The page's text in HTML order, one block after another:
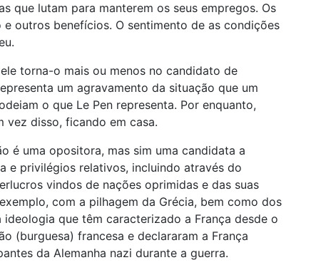
que lutam para manterem os seus empregos. Os
outros benefícios. O sentimento de as condições
torna-o mais ou menos no candidato de
um agravamento da situação que um
o que Le Pen representa. Por enquanto,
vez disso, ficando em casa.
é uma opositora, mas sim uma candidata a
e privilégios relativos, incluindo através do
vindos de nações oprimidas e das suas
com a pilhagem da Grécia, bem como dos
que têm caracterizado a França desde o
(burguesa) francesa e declararam a França
da Alemanha nazi durante a guerra.